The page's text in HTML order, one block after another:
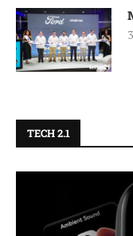
TECH 2.1